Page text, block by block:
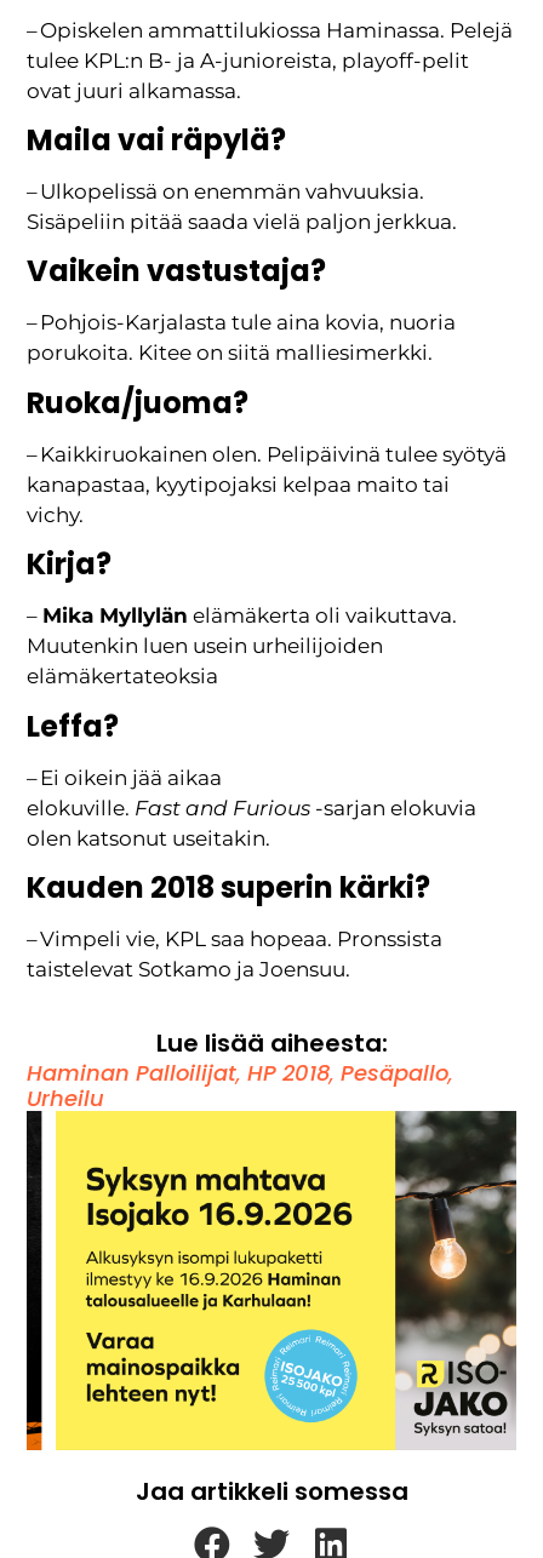
– Opiskelen ammattilukiossa Haminassa. Pelejä
tulee KPL:n B- ja A-junioreista, playoff-pelit
ovat juuri alkamassa.
Maila vai räpylä?
– Ulkopelissä on enemmän vahvuuksia.
Sisäpeliin pitää saada vielä paljon jerkkua.
Vaikein vastustaja?
– Pohjois-Karjalasta tule aina kovia, nuoria
porukoita. Kitee on siitä malliesimerkki.
Ruoka/juoma?
– Kaikkiruokainen olen. Pelipäivinä tulee syötyä
kanapastaa, kyytipojaksi kelpaa maito tai
vichy.
Kirja?
– Mika Myllylän elämäkerta oli vaikuttava.
Muutenkin luen usein urheilijoiden
elämäkertateoksia
Leffa?
– Ei oikein jää aikaa
elokuville. Fast and Furious -sarjan elokuvia
olen katsonut useitakin.
Kauden 2018 superin kärki?
– Vimpeli vie, KPL saa hopeaa. Pronssista
taistelevat Sotkamo ja Joensuu.
Lue lisää aiheesta:
Haminan Palloilijat,HP 2018,Pesäpallo,
Urheilu
Jaa artikkeli somessa